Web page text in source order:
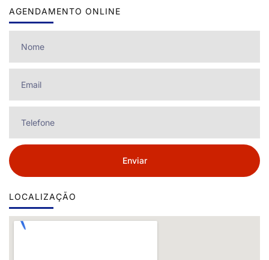
AGENDAMENTO ONLINE
Enviar
LOCALIZAÇÃO